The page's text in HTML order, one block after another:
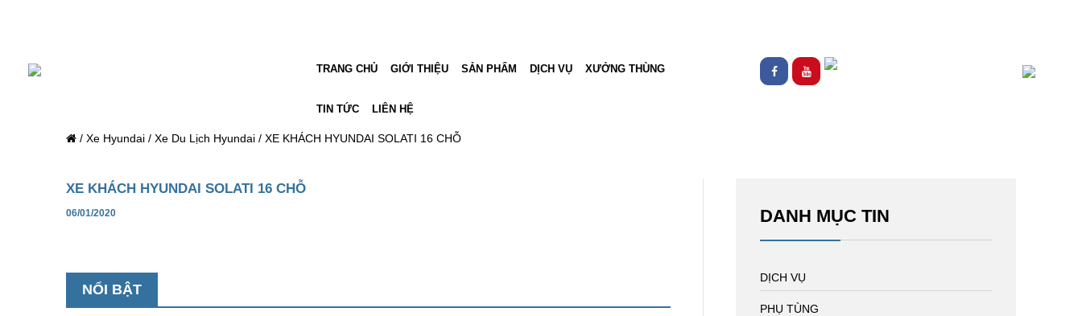
TRANG CHỦ GIỚI THIỆU SẢN PHẨM DỊCH VỤ XƯỞNG THÙNG
TIN TỨC LIÊN HỆ
/Xe Hyundai /Xe Du Lịch Hyundai /XE KHÁCH HYUNDAI SOLATI 16 CHỖ
XE KHÁCH HYUNDAI SOLATI 16 CHỖ
06/01/2020
NỔI BẬT
DANH MỤC TIN
DỊCH VỤ
PHỤ TÙNG